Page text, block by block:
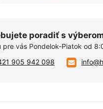
poradiť s
pre vás Pondelok-Piatok od
905 942 098